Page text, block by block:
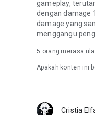
[Kontak Kami]
Customer
IGRS: 15+
gameplay,
dengan damage
damage yang
menggangu
5 orang merasa
Apakah konten ini
Cristia